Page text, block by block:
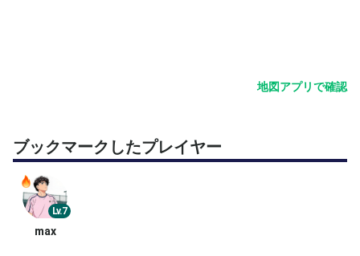
地図アプリで確認
ブックマークしたプレイヤー
Lv.7
max